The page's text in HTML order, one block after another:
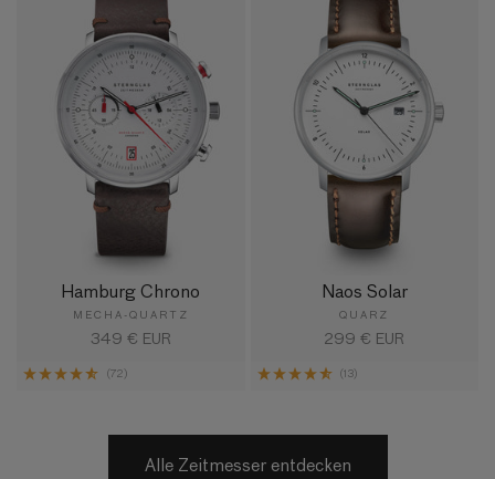
Hamburg Chrono
MECHA-QUARTZ
Normaler
349 € EUR
(72)
Naos Solar
QUARZ
Normaler
299 € EUR
(13)
Alle Zeitmesser entdecken